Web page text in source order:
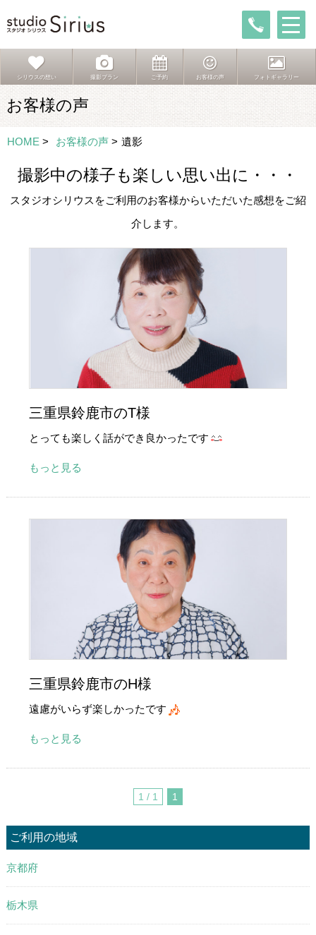
シリウスの想い 撮影プラン ご予約 お客様の声 フォトギャラリー
お客様の声
HOME > お客様の声 > 遺影
撮影中の様子も楽しい思い出に・・・
スタジオシリウスをご利用のお客様からいただいた感想をご紹
介します。
三重県鈴鹿市のT様
とっても楽しく話ができ良かったです
もっと見る
三重県鈴鹿市のH様
遠慮がいらず楽しかったです
もっと見る
1 / 1 1
ご利用の地域
京都府
栃木県